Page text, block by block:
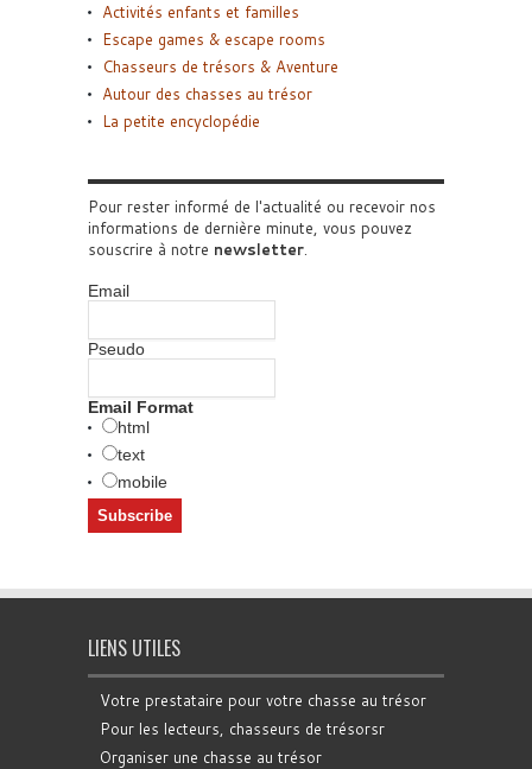
Activités enfants et familles
Escape games & escape rooms
Chasseurs de trésors & Aventure
Autour des chasses au trésor
La petite encyclopédie
Pour rester informé de l'actualité ou recevoir nos
informations de dernière minute, vous pouvez
souscrire à notre newsletter.
Email
Pseudo
Email Format
html
text
mobile
LIENS UTILES
Votre prestataire pour votre chasse au trésor
Pour les lecteurs, chasseurs de trésorsr
Organiser une chasse au trésor